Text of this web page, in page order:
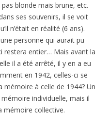
pas blonde mais brune, etc.
ses souvenirs, il se voit
n’était en réalité (6 ans).
personne qui aurait pu
restera entier… Mais avant la
il a été arrêté, il y en a eu
en 1942, celles-ci se
mémoire à celle de 1944? Un
individuelle, mais il
mémoire collective.